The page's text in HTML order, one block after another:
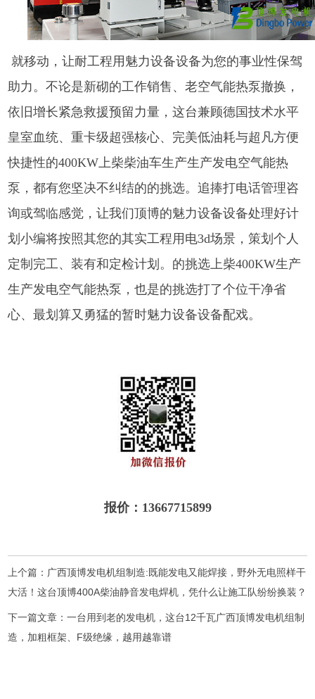
就移动，让耐工程用魅力设备设备为您的事业性保驾
助力。不论是新砌的工作销售、老空气能热泵撤换，
依旧增长紧急救援预留力量，这台兼顾德国技术水平
皇室血统、重卡级超强核心、完美低油耗与超凡方便
快捷性的400KW上柴柴油车生产生产发电空气能热
泵，都有您坚决不纠结的的挑选。追捧打电话管理咨
询或驾临感觉，让我们顶博的魅力设备设备处理好计
划小编将按照其您的其实工程用电3d场景，策划个人
定制完工、装有和定检计划。的挑选上柴400KW生产
生产发电空气能热泵，也是的挑选打了个位干净省
心、最划算又勇猛的暂时魅力设备设备配戏。
报价：13667715899
上个篇： 广西顶博发电机组制造:既能发电又能焊接，野外无电照样干
大活！这台顶博400A柴油静音发电焊机，凭什么让施工队纷纷换装？
下一篇文章：一台用到老的发电机，这台12千瓦广西顶博发电机组制
造，加粗框架、F级绝缘，越用越靠谱